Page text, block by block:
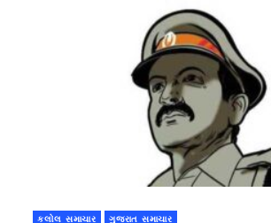
કલોલ સમાચાર ગુજરાત સમાચાર